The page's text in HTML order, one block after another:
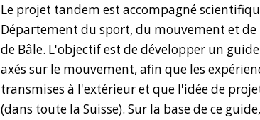
Le projet tandem est accompagné
Département du sport, du mouvement et
de Bâle. L'objectif est de développer un
axés sur le mouvement, afin que les
transmises à l'extérieur et que l'idée de
(dans toute la Suisse). Sur la base de ce